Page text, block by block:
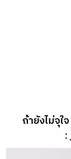
ถ้ายังไม่จุใ
: